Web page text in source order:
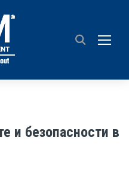
и безопасности в